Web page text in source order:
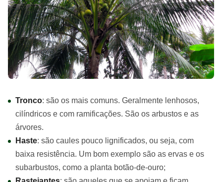
Tronco: são os mais comuns. Geralmente lenhosos,
cilíndricos e com ramificações. São os arbustos e as
árvores.
Haste: são caules pouco lignificados, ou seja, com
baixa resistência. Um bom exemplo são as ervas e os
subarbustos, como a planta botão-de-ouro;